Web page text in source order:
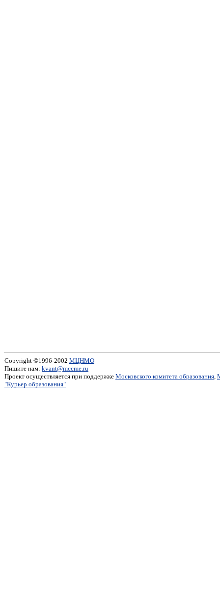
Copyright ©1996-2002 МЦНМО
Пишите нам: kvant@mccme.ru
Проект осуществляется при поддержке Московского комитета образования,
"Курьер образования"